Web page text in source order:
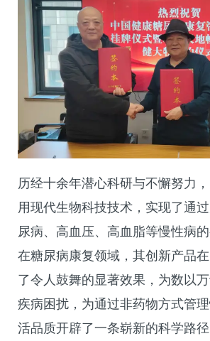
历经十余年潜心科研与不懈努力
用现代生物科技技术，实现了通
尿病、高血压、高血脂等慢性病
在糖尿病康复领域，其创新产品
了令人鼓舞的显著效果，为数以
疾病困扰，为通过非药物方式管
活品质开辟了一条崭新的科学路径